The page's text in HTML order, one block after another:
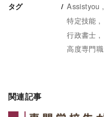
タグ Assistyou
特定技能
行政書士
高度専門職
関連記事